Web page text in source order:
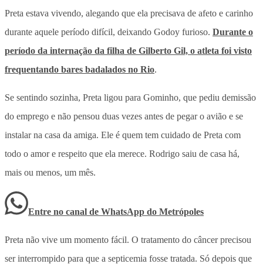
Preta estava vivendo, alegando que ela precisava de afeto e carinho
durante aquele período difícil, deixando Godoy furioso. Durante o
período da internação da filha de Gilberto Gil, o atleta foi visto
frequentando bares badalados no Rio.
Se sentindo sozinha, Preta ligou para Gominho, que pediu demissão
do emprego e não pensou duas vezes antes de pegar o avião e se
instalar na casa da amiga. Ele é quem tem cuidado de Preta com
todo o amor e respeito que ela merece. Rodrigo saiu de casa há,
mais ou menos, um mês.
Entre no canal de WhatsApp do Metrópoles
Preta não vive um momento fácil. O tratamento do câncer precisou
ser interrompido para que a septicemia fosse tratada. Só depois que